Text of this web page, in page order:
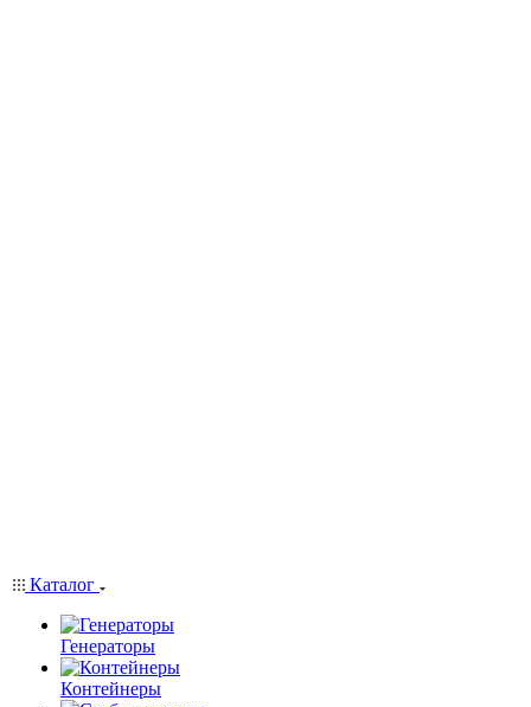
Каталог
Генераторы
Контейнеры